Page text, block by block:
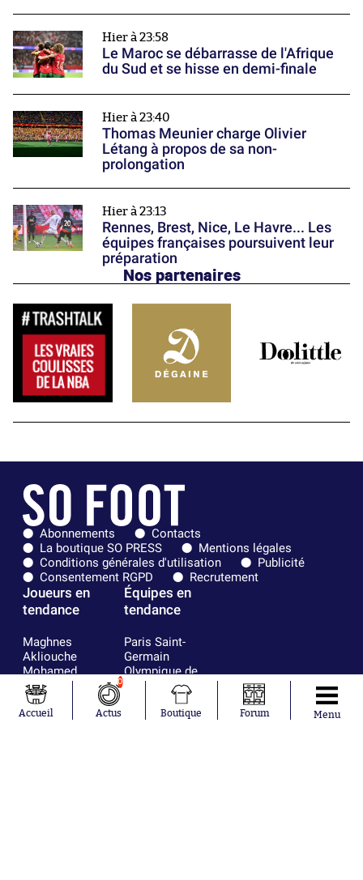
Hier à 23:58
Le Maroc se débarrasse de l'Afrique
du Sud et se hisse en demi-finale
Hier à 23:40
Thomas Meunier charge Olivier
Létang à propos de sa non-
prolongation
Hier à 23:13
Rennes, Brest, Nice, Le Havre... Les
équipes françaises poursuivent leur
préparation
Nos partenaires
Abonnements
Contacts
La boutique SO PRESS
Mentions légales
Conditions générales d'utilisation
Publicité
Consentement RGPD
Recrutement
Joueurs en
tendance
Maghnes
Akliouche
Mohamed
Salah
Lionel Messi
Ferrán Torres
Équipes en
tendance
Paris Saint-
Germain
Olympique de
Marseille
Real Madrid
Accueil
0
Actus Boutique Forum Menu